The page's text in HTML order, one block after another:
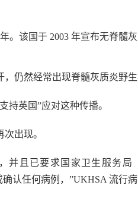
。该国于 2003 年宣布无脊髓灰
仍然经常出现脊髓灰质炎野生
持英国”应对这种传播。
出现。
并且已要求国家卫生服务局
认任何病例，”UKHSA 流行